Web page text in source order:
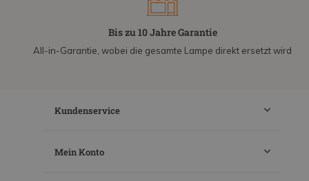
Bis zu 10 Jahre Garantie
All-in-Garantie, wobei die gesamte Lampe direkt ersetzt wird
Kundenservice
Mein Konto